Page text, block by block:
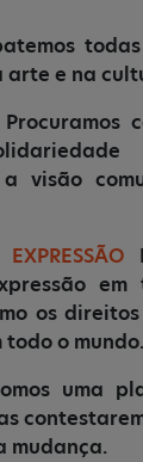
arte e na
Procuramos
visão
em
os
o mundo.
uma
mudança.